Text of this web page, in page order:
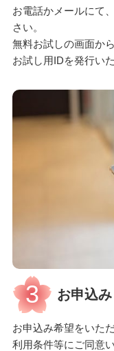
お電話かメールにて
さい。
無料お試しの画面か
お試し用IDを発行いた
3 お申込み
お申込み希望をいた
利用条件等にご同意